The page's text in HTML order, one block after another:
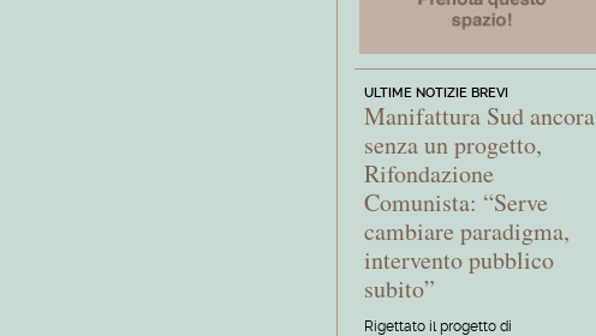
ULTIME NOTIZIE BREVI
Manifattura Sud ancora
senza un progetto,
Rifondazione
Comunista: “Serve
cambiare paradigma,
intervento pubblico
subito”
Rigettato il progetto di